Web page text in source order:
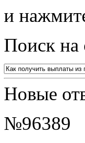
и
Поиск на
Новые
№96389